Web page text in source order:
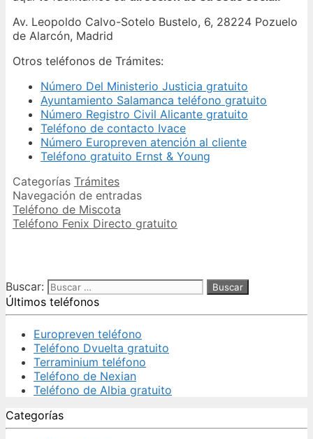
Av. Leopoldo Calvo-Sotelo Bustelo, 6, 28224 Pozuelo
de Alarcón, Madrid
Otros teléfonos de Trámites:
Número Del Ministerio Justicia gratuito
Ayuntamiento Salamanca teléfono gratuito
Número Registro Civil Alicante gratuito
Teléfono de contacto Ivace
Número Europreven atención al cliente
Teléfono gratuito Ernst & Young
Categorías Trámites
Navegación de entradas
Teléfono de Miscota
Teléfono Fenix Directo gratuito
Buscar:
Últimos teléfonos
Europreven teléfono
Teléfono Dvuelta gratuito
Terraminium teléfono
Teléfono de Nexian
Teléfono de Albia gratuito
Categorías